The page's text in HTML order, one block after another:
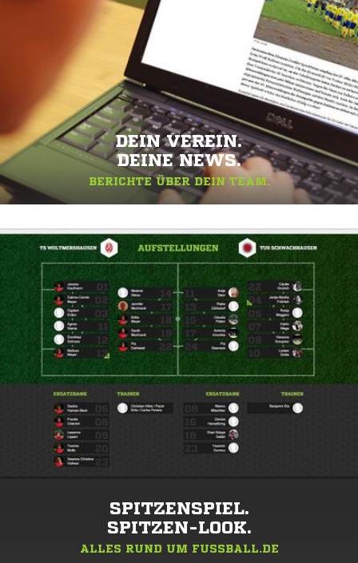
DEIN VEREIN.
DEINE NEWS.
BERICHTE ÜBER DEIN TEAM.
SPITZENSPIEL.
SPITZEN-LOOK.
ALLES RUND UM FUSSBALL.DE